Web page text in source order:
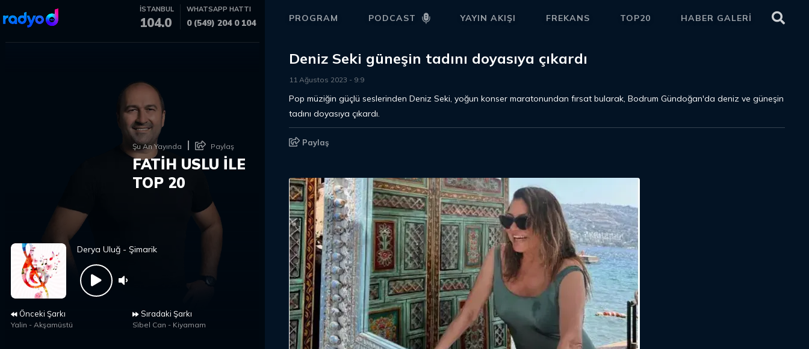
İSTANBUL
104.0
WHATSAPP HATTI
0 (549) 204 0 104 PROGRAM PODCAST YAYIN AKIŞI FREKANS TOP20 HABER GALERİ
Şu An Yayında Paylaş
FATİH USLU İLE
TOP 20
Derya Uluğ - Şimarik
Önceki Şarkı
Yalin - Akşamüstü
Sıradaki Şarkı
Si̇bel Can - Kiyamam
Deniz Seki güneşin tadını doyasıya çıkardı
11 Ağustos 2023 - 9:9
Pop müziğin güçlü seslerinden Deniz Seki, yoğun konser maratonundan fırsat bularak, Bodrum Gündoğan'da deniz ve güneşin
tadını doyasıya çıkardı.
Paylaş